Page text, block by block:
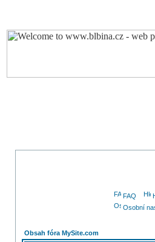
FAQ
Osobní
Obsah fóra MySite.com